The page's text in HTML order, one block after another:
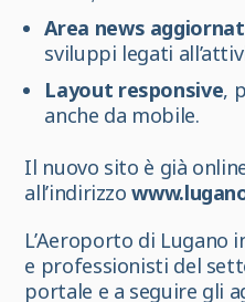
Area news
sviluppi legati
Layout responsive,
anche da mobile.
Il nuovo sito è già
all’indirizzo
L’Aeroporto di
e professionisti del
portale e a seguire gli